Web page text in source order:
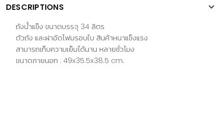
DESCRIPTIONS
ถังน้ำแข็ง ขนาดบรรจุ 34 ลิตร
ตัวถัง และฝาอัดโฟมรอบใบ สินค้าหนาแข็งแรง
สามารถเก็บความเย็นได้นาน หลายชั่วโมง
ขนาดภายนอก : 49x35.5x38.5 cm.